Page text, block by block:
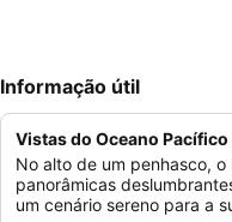
Informação útil
Vistas do Oceano
No alto de um penhasco,
panorâmicas
um cenário sereno para a